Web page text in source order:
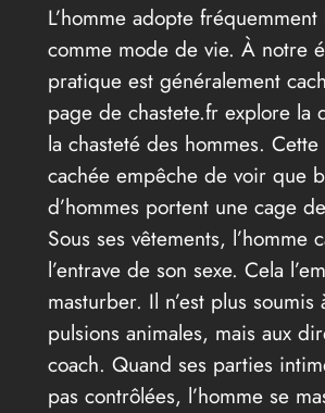
L’homme adopte
comme mode de vie. À notre
pratique est généralement
page de chastete.fr explore la
la chasteté des hommes.
cachée empêche de voir que
d’hommes portent une cage
Sous ses vêtements, l’homme
l’entrave de son sexe. Cela
masturber. Il n’est plus soumis
pulsions animales, mais aux
coach. Quand ses parties
pas contrôlées, l’homme se